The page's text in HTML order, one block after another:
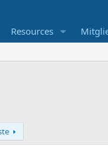
Resources